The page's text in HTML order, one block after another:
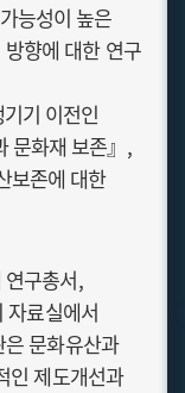
능성이 높은
향에 대한 연구
기 이전인
문화재 보존』,
보존에 대한
구총서,
자료실에서
문화유산과
인 제도개선과